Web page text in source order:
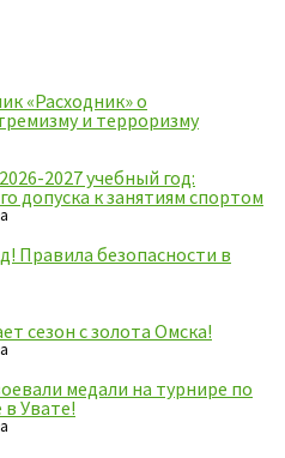
«Расходник» о
и терроризму
2027 учебный год:
допуска к занятиям спортом
Правила безопасности в
сезон с золота Омска!
медали на турнире по
Увате!